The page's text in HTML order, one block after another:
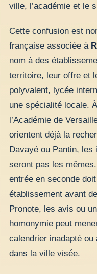
ville, l’académie et le
Cette confusion est
française associée à
nom à des
territoire, leur offre et
polyvalent, lycée
une spécialité locale.
l’Académie de
orientent déjà la
Davayé ou Pantin,
seront pas les
entrée en seconde
établissement avant
Pronote, les avis ou
homonymie peut
calendrier inadapté ou
dans la ville visée.